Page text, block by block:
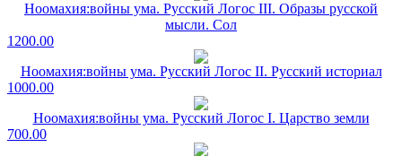
Ноомахия:войны ума. Русский Логос III. Образы русской
мысли. Сол
1200.00
Ноомахия:войны ума. Русский Логос II. Русский историал
1000.00
Ноомахия:войны ума. Русский Логос I. Царство земли
700.00